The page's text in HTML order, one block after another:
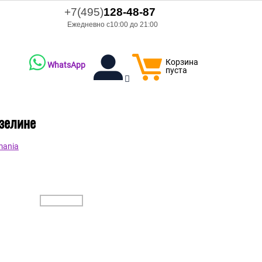
+7(495)128-48-87
Ежедневно с10:00 до 21:00
Корзина
пуста
WhatsApp